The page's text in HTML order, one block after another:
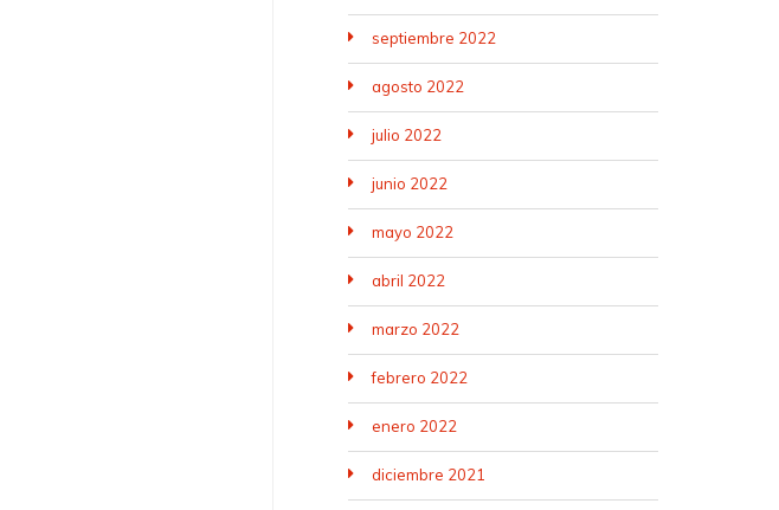
septiembre 2022
agosto 2022
julio 2022
junio 2022
mayo 2022
abril 2022
marzo 2022
febrero 2022
enero 2022
diciembre 2021